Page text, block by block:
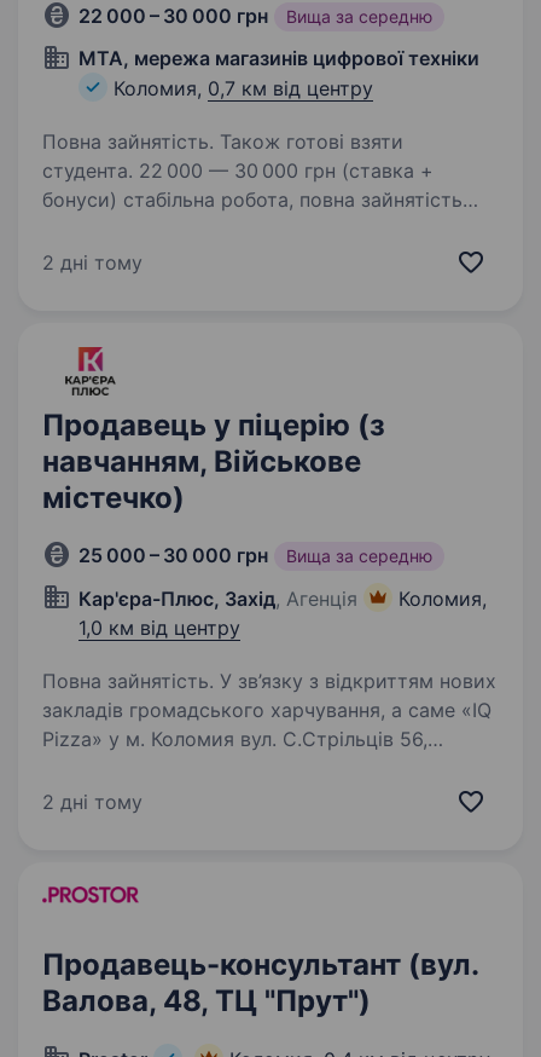
22 000 – 30 000 грн Вища за середню
MTA, мережа магазинів цифрової техніки
Коломия, 0,7 км від центру
Повна зайнятість. Також готові взяти
студента. 22 000 — 30 000 грн (ставка +
бонуси) стабільна робота, повна зайнятість
підробіток) Що потрібно: бажання працювати
2 дні тому
Продавець у піцерію (з
навчанням, Військове
містечко)
25 000 – 30 000 грн Вища за середню
Кар'єра-Плюс, Захід, Агенція
Коломия,
1,0 км від центру
Повна зайнятість. У зв’язку з відкриттям нових
закладів громадського харчування, а саме «IQ
Pizza» у м. Коломия вул. С.Стрільців 56,
не потрібен — усе покажемо, пояснимо і
2 дні тому
Продавець-консультант (вул.
Валова, 48, ТЦ "Прут")